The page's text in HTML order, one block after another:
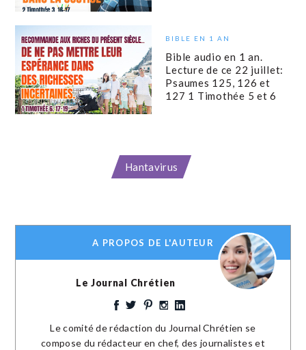
BIBLE EN 1 AN
Bible audio en 1 an.
Lecture de ce 22 juillet:
Psaumes 125, 126 et
127 1 Timothée 5 et 6
Hantavirus
A PROPOS DE L'AUTEUR
Le Journal Chrétien
Le comité de rédaction du Journal Chrétien se
compose du rédacteur en chef, des journalistes et